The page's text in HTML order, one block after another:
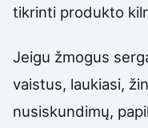
tikrinti produkto
Jeigu žmogus
vaistus, laukiasi,
nusiskundimų,